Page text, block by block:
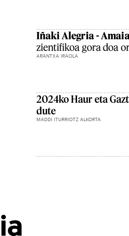
Iñaki Alegria -
zientifikoa gora doa
ARANTXA IRAOLA
2024ko Haur eta
dute
MADDI ITURRIOTZ ALKORTA